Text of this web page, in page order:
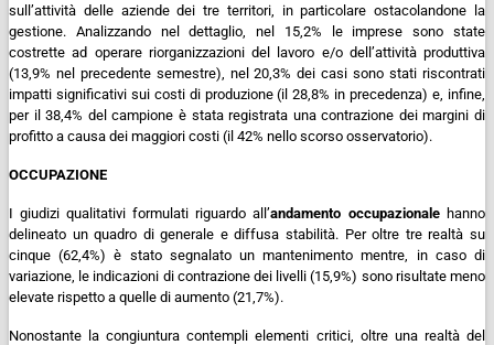
sull’attività delle aziende dei tre territori, in particolare ostacolandone la
gestione. Analizzando nel dettaglio, nel 15,2% le imprese sono state
costrette ad operare riorganizzazioni del lavoro e/o dell’attività produttiva
(13,9% nel precedente semestre), nel 20,3% dei casi sono stati riscontrati
impatti significativi sui costi di produzione (il 28,8% in precedenza) e, infine,
per il 38,4% del campione è stata registrata una contrazione dei margini di
profitto a causa dei maggiori costi (il 42% nello scorso osservatorio).
OCCUPAZIONE
I giudizi qualitativi formulati riguardo all’andamento occupazionale hanno
delineato un quadro di generale e diffusa stabilità. Per oltre tre realtà su
cinque (62,4%) è stato segnalato un mantenimento mentre, in caso di
variazione, le indicazioni di contrazione dei livelli (15,9%) sono risultate meno
elevate rispetto a quelle di aumento (21,7%).
Nonostante la congiuntura contempli elementi critici, oltre una realtà del